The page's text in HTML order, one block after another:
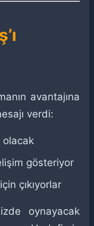
avantajına
verdi:
gösteriyor
çıkıyorlar
oynayacak